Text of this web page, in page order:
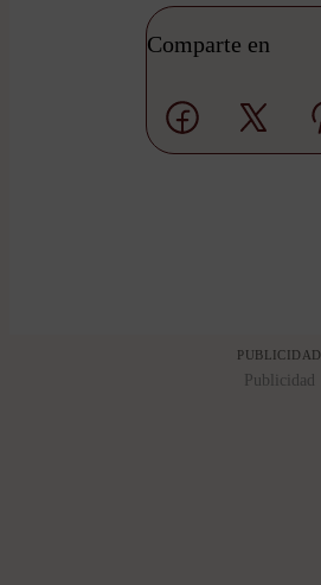
Comparte en
PUBLICIDAD
Publicidad